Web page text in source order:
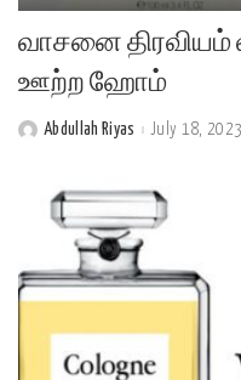
வாசனை திரவியம்
ஊற்ற ஹோம்
PostedAbdullah Riyas July 18, 2023